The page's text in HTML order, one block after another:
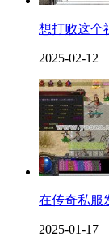
想打败这个
2025-02-12
在传奇私服
2025-01-17